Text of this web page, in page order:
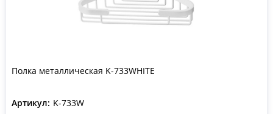
Полка металлическая K-733WHITE
Артикул: K-733W